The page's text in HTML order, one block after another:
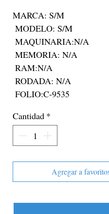
MARCA: S/M
FOLIO:C-9535
Cantidad *
Agregar a